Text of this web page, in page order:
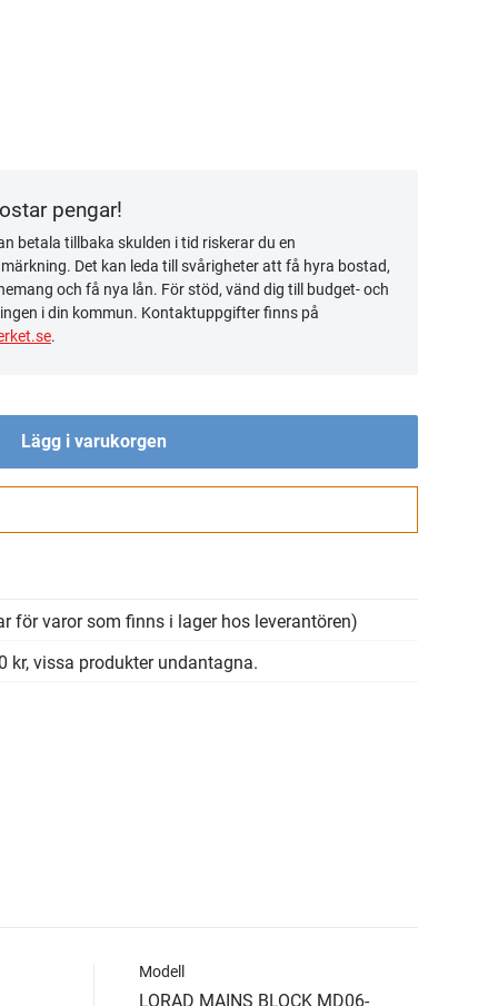
pengar!
betala tillbaka skulden i tid riskerar du en
Det kan leda till svårigheter att få hyra bostad,
och få nya lån. För stöd, vänd dig till budget- och
i din kommun. Kontaktuppgifter finns på
.
Lägg i varukorgen
för varor som finns i lager hos leverantören)
kr, vissa produkter undantagna.
Modell
LORAD MAINS BLOCK MD06-